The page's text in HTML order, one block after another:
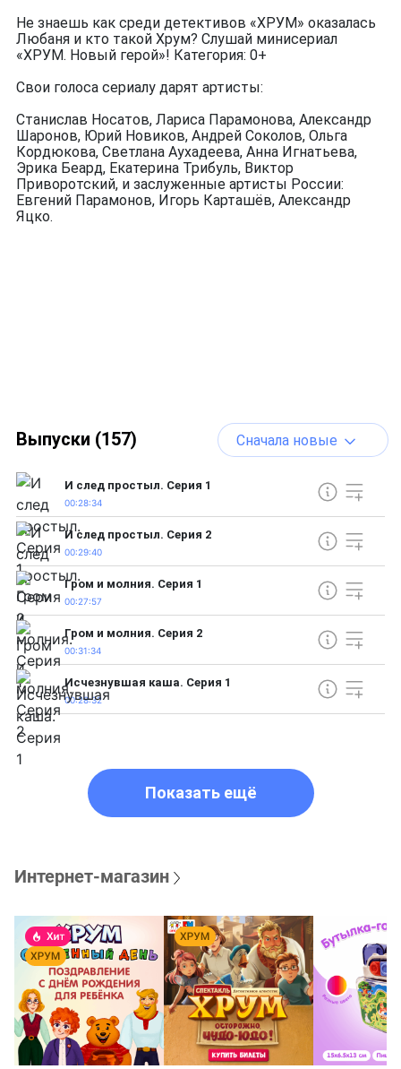
Не знаешь как среди детективов «ХРУМ» оказалась
Любаня и кто такой Хрум? Слушай минисериал
«ХРУМ. Новый герой»! Категория: 0+
Свои голоса сериалу дарят артисты:
Станислав Носатов, Лариса Парамонова, Александр
Шаронов, Юрий Новиков, Андрей Соколов, Ольга
Кордюкова, Светлана Аухадеева, Анна Игнатьева,
Эрика Беард, Екатерина Трибуль, Виктор
Приворотский, и заслуженные артисты России:
Евгений Парамонов, Игорь Карташёв, Александр
Яцко.
Выпуски (157) Сначала новые
И след простыл. Серия 1
00:28:34
И след простыл. Серия 2
00:29:40
Гром и молния. Серия 1
00:27:57
Гром и молния. Серия 2
00:31:34
Исчезнувшая каша. Серия 1
00:28:32
Показать ещё
Интернет-магазин